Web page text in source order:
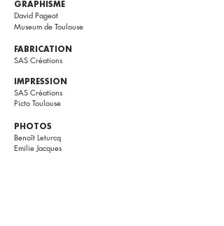
GRAPHISME
David Pageot
Museum de Toulouse
FABRICATION
SAS Créations
IMPRESSION
SAS Créations
Picto Toulouse
PHOTOS
Benoît Leturcq
Emilie Jacques